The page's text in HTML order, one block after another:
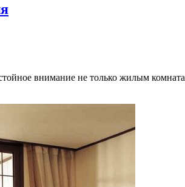
внимание не только жилым